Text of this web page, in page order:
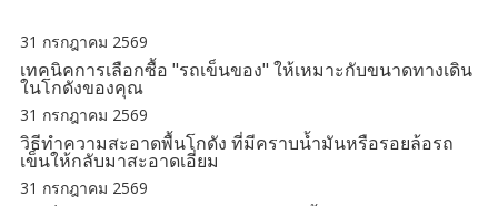
31 กรกฎาคม 2569
เทคนิคการเลือกซื้อ "รถเข็นของ" ให้เหมาะกับขนาดทางเดิน
ในโกดังของคุณ
31 กรกฎาคม 2569
วิธีทำความสะอาดพื้นโกดัง ที่มีคราบน้ำมันหรือรอยล้อรถ
เข็นให้กลับมาสะอาดเอี่ยม
31 กรกฎาคม 2569